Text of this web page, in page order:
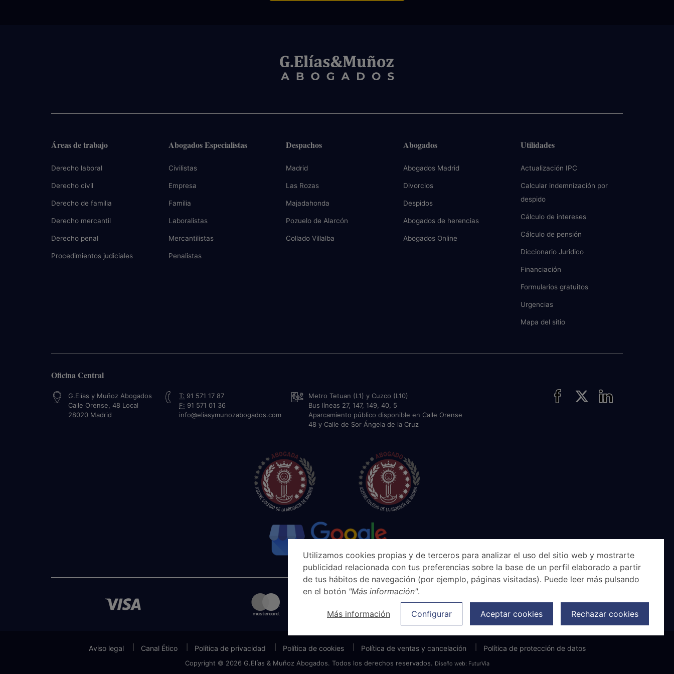
Áreas de trabajo
Derecho laboral
Derecho civil
Derecho de familia
Derecho mercantil
Derecho penal
Procedimientos judiciales
Abogados Especialistas
Civilistas
Empresa
Familia
Laboralistas
Mercantilistas
Penalistas
Despachos
Madrid
Las Rozas
Majadahonda
Pozuelo de Alarcón
Collado Villalba
Abogados
Abogados Madrid
Divorcios
Despidos
Abogados de herencias
Abogados Online
Utilidades
Actualización IPC
Calcular indemnización por
despido
Cálculo de intereses
Cálculo de pensión
Diccionario Juridico
Financiación
Formularios gratuitos
Urgencias
Mapa del sitio
Oficina Central
G.Elías y Muñoz Abogados
Calle Orense, 48 Local
28020 Madrid
T: 91 571 17 87
F: 91 571 01 36
info@eliasymunozabogados.com
Metro Tetuan (L1) y Cuzco (L10)
Bus líneas 27, 147, 149, 40, 5
Aparcamiento público disponible en Calle Orense
48 y Calle de Sor Ángela de la Cruz
Aviso legal Canal Ético Política de privacidad Política de cookies Política de ventas y cancelación Política de protección de datos
Copyright © 2026 G.Elías & Muñoz Abogados. Todos los derechos reservados. Diseño web: FuturVia
Utilizamos cookies propias y de terceros para analizar el uso del sitio web y mostrarte
publicidad relacionada con tus preferencias sobre la base de un perfil elaborado a partir
de tus hábitos de navegación (por ejemplo, páginas visitadas). Puede leer más pulsando
en el botón "Más información".
Más información Configurar Aceptar cookies Rechazar cookies